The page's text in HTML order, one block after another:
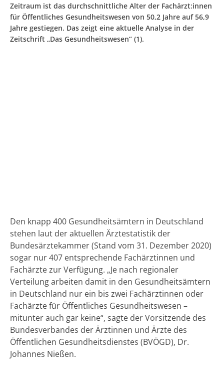
Zeitraum ist das durchschnittliche Alter der Fachärzt:innen
für Öffentliches Gesundheitswesen von 50,2 Jahre auf 56,9
Jahre gestiegen. Das zeigt eine aktuelle Analyse in der
Zeitschrift „Das Gesundheitswesen“ (1).
Den knapp 400 Gesundheitsämtern in Deutschland
stehen laut der aktuellen Ärztestatistik der
Bundesärztekammer (Stand vom 31. Dezember 2020)
sogar nur 407 entsprechende Fachärztinnen und
Fachärzte zur Verfügung. „Je nach regionaler
Verteilung arbeiten damit in den Gesundheitsämtern
in Deutschland nur ein bis zwei Fachärztinnen oder
Fachärzte für Öffentliches Gesundheitswesen –
mitunter auch gar keine“, sagte der Vorsitzende des
Bundesverbandes der Ärztinnen und Ärzte des
Öffentlichen Gesundheitsdienstes (BVÖGD), Dr.
Johannes Nießen.